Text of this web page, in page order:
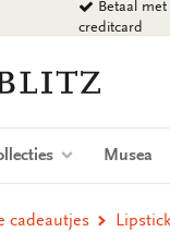
Betaal
creditcard
Musea
cadeautjes